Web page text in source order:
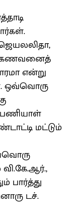
கணவனைத்
என்று
ஒவ்வொரு
பணியாள்
மட்டும்
பார்த்து
டச்.